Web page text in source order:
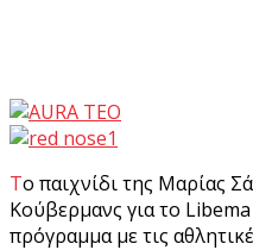
Το παιχνίδι της Μαρίας Σάκκαρη απέναντι στην Ανούκ
Κούβερμανς για το
πρόγραμμα με τις